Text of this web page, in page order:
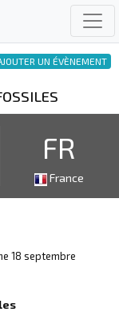
UN ÉVÈNEMENT
FR
France
18 septembre